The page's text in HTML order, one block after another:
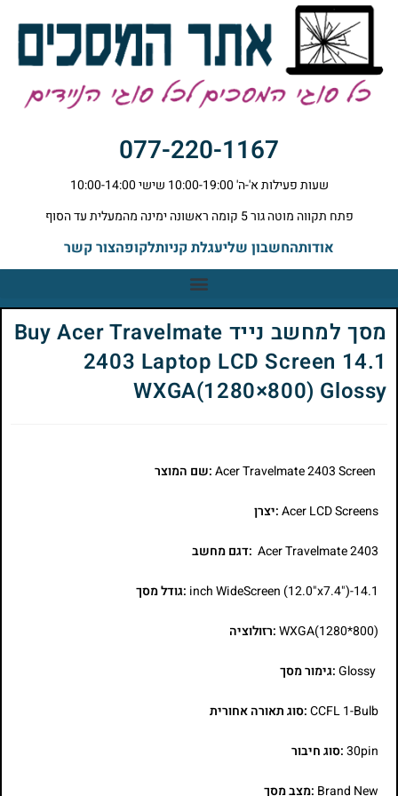
077-220-1167
שעות פעילות א'-ה' 10:00-19:00 שישי 10:00-14:00
פתח תקווה מוטה גור 5 קומה ראשונה ימינה מהמעלית עד הסוף
אודותהחשבון שליעגלת קניותלקופהצור קשר
מסך למחשב נייד Buy Acer Travelmate
2403 Laptop LCD Screen 14.1
WXGA(1280×800) Glossy
:שם המוצר
Acer LCD Screens:יצרן
Acer Travelmate 2403 :דגם מחשב
14.1-inch WideScreen (12.0"x7.4") :גודל מסך
WXGA(1280*800):רזולוציה
Glossy:גימור מסך
CCFL 1-Bulb:סוג תאורה אחורית
30pin:סוג חיבור
Brand New :מצב מסך